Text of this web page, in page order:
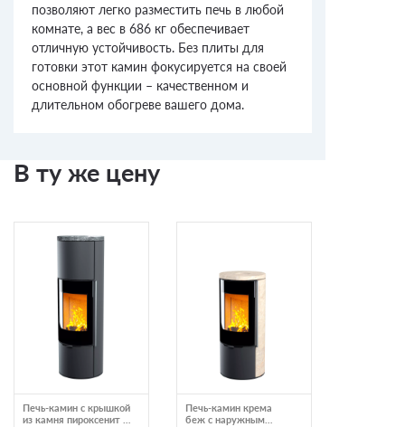
позволяют легко разместить печь в любой
комнате, а вес в 686 кг обеспечивает
отличную устойчивость. Без плиты для
готовки этот камин фокусируется на своей
основной функции – качественном и
длительном обогреве вашего дома.
В ту же цену
Печь-камин с крышкой
из камня пироксенит и
Печь-камин крема
беж с наружным